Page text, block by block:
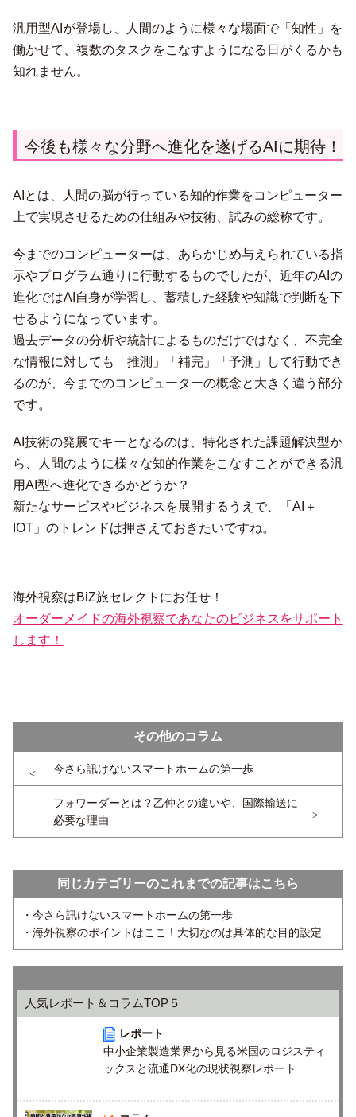
汎用型AIが登場し、人間のように様々な場面で「知性」を
働かせて、複数のタスクをこなすようになる日がくるかも
知れません。
今後も様々な分野へ進化を遂げるAIに期待！
AIとは、人間の脳が行っている知的作業をコンピューター
上で実現させるための仕組みや技術、試みの総称です。
今までのコンピューターは、あらかじめ与えられている指
示やプログラム通りに行動するものでしたが、近年のAIの
進化ではAI自身が学習し、蓄積した経験や知識で判断を下
せるようになっています。
過去データの分析や統計によるものだけではなく、不完全
な情報に対しても「推測」「補完」「予測」して行動でき
るのが、今までのコンピューターの概念と大きく違う部分
です。
AI技術の発展でキーとなるのは、特化された課題解決型か
ら、人間のように様々な知的作業をこなすことができる汎
用AI型へ進化できるかどうか？
新たなサービスやビジネスを展開するうえで、「AI＋
IOT」のトレンドは押さえておきたいですね。
海外視察はBiZ旅セレクトにお任せ！
オーダーメイドの海外視察であなたのビジネスをサポート
します！
その他のコラム
今さら訊けないスマートホームの第一歩
フォワーダーとは？乙仲との違いや、国際輸送に
必要な理由
同じカテゴリーのこれまでの記事はこちら
・今さら訊けないスマートホームの第一歩
・海外視察のポイントはここ！大切なのは具体的な目的設定
人気レポート＆コラムTOP５
レポート
中小企業製造業界から見る米国のロジスティ
ックスと流通DX化の現状視察レポート